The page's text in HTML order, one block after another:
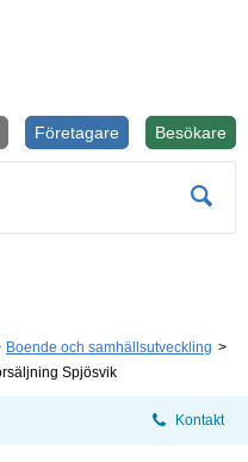
Besökare
Företagare
Boende och samhällsutveckling
Spjösvik
Kontakt